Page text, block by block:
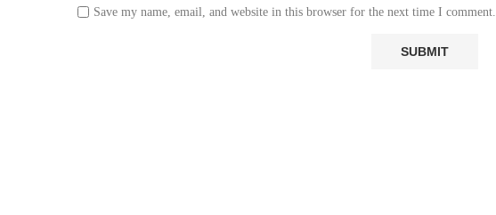
Save my name, email, and website in this browser for the next time I comment.